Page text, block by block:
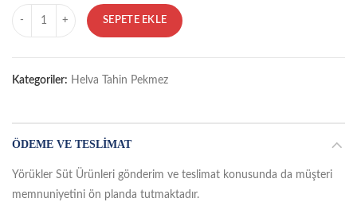
Miktar
SEPETE EKLE
Kategoriler: Helva Tahin Pekmez
ÖDEME VE TESLIMAT
Yörükler Süt Ürünleri gönderim ve teslimat konusunda da müşteri
memnuniyetini ön planda tutmaktadır.